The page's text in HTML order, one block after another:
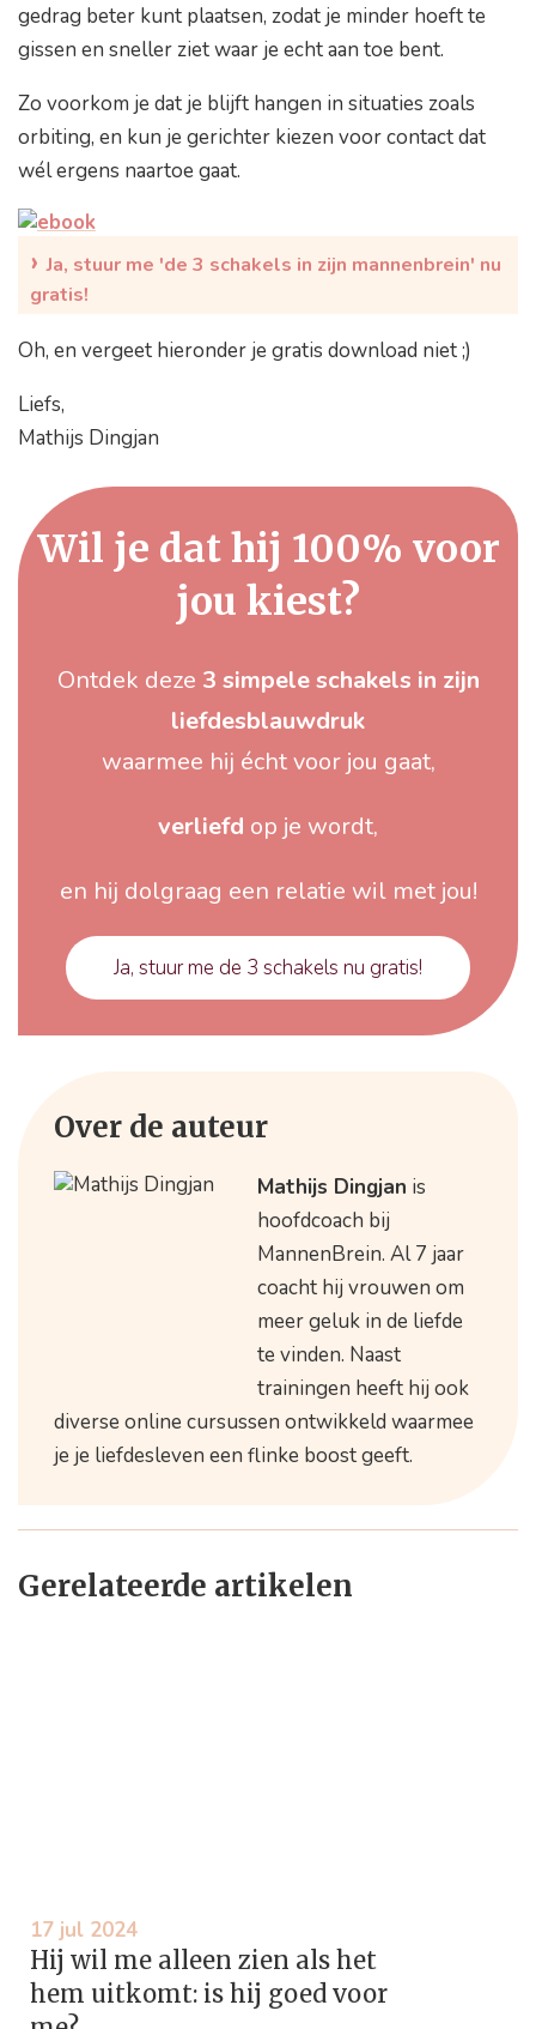
gedrag beter kunt plaatsen, zodat je minder hoeft te
gissen en sneller ziet waar je echt aan toe bent.
Zo voorkom je dat je blijft hangen in situaties zoals
orbiting, en kun je gerichter kiezen voor contact dat
wél ergens naartoe gaat.
›Ja, stuur me 'de 3 schakels in zijn mannenbrein' nu
gratis!
Oh, en vergeet hieronder je gratis download niet ;)
Liefs,
Mathijs Dingjan
Wil je dat hij 100% voor
jou kiest?
Ontdek deze 3 simpele schakels in zijn
liefdesblauwdruk
waarmee hij écht voor jou gaat,
verliefd op je wordt,
en hij dolgraag een relatie wil met jou!
Ja, stuur me de 3 schakels nu gratis!
Over de auteur
Mathijs Dingjan is
hoofdcoach bij
MannenBrein. Al 7 jaar
coacht hij vrouwen om
meer geluk in de liefde
te vinden. Naast
trainingen heeft hij ook
diverse online cursussen ontwikkeld waarmee
je je liefdesleven een flinke boost geeft.
Gerelateerde artikelen
17 jul 2024
Hij wil me alleen zien als het
hem uitkomt: is hij goed voor